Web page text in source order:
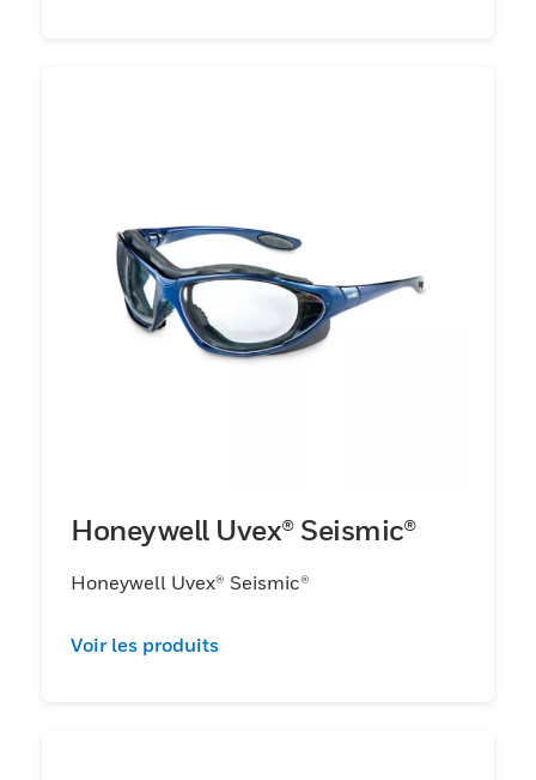
Honeywell Uvex® Seismic®
Honeywell Uvex® Seismic®
Voir les produits